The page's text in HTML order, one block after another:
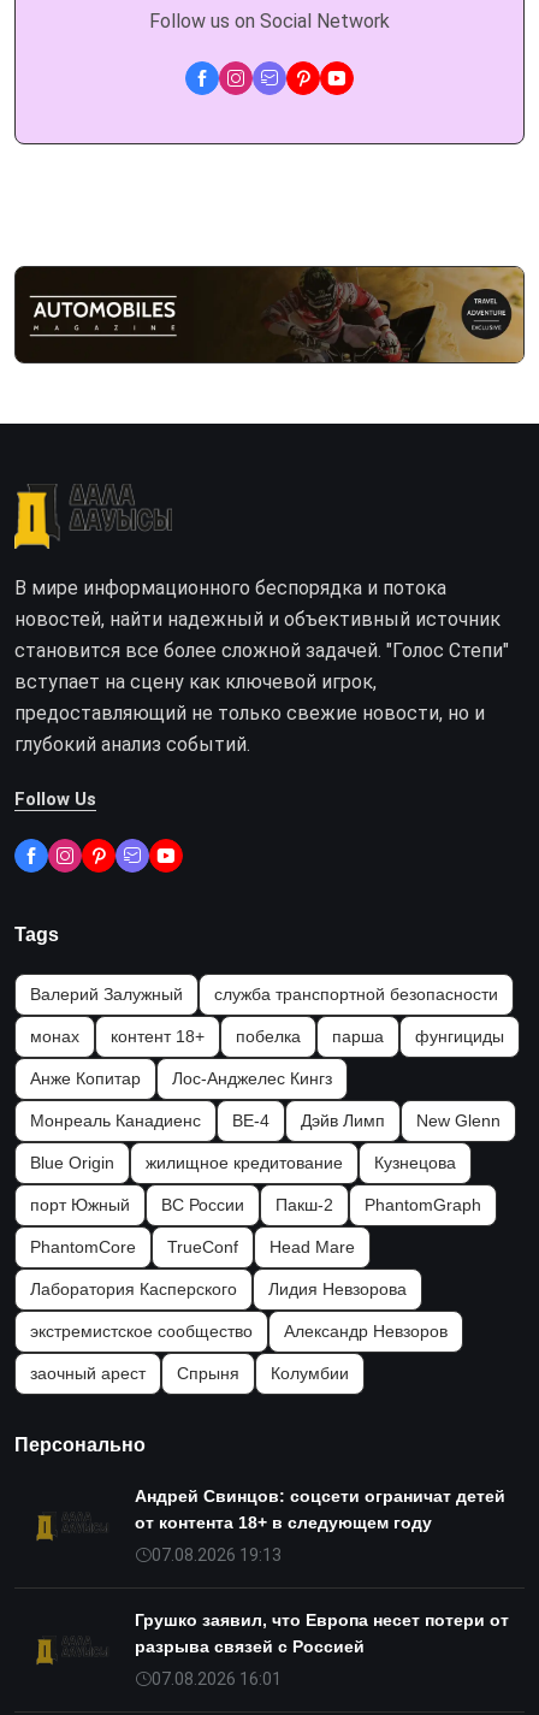
Follow us on Social Network
В мире информационного беспорядка и потока
новостей, найти надежный и объективный источник
становится все более сложной задачей. "Голос Степи"
вступает на сцену как ключевой игрок,
предоставляющий не только свежие новости, но и
глубокий анализ событий.
Follow Us
Tags
Валерий Залужный служба транспортной безопасности
монах контент 18+ побелка парша фунгициды
Анже Копитар Лос-Анджелес Кингз
Монреаль Канадиенс BE-4 Дэйв Лимп New Glenn
Blue Origin жилищное кредитование Кузнецова
порт Южный ВС России Пакш-2 PhantomGraph
PhantomCore TrueConf Head Mare
Лаборатория Касперского Лидия Невзорова
экстремистское сообщество Александр Невзоров
заочный арест Спрыня Колумбии
Персонально
Андрей Свинцов: соцсети ограничат детей
от контента 18+ в следующем году
07.08.2026 19:13
Грушко заявил, что Европа несет потери от
разрыва связей с Россией
07.08.2026 16:01